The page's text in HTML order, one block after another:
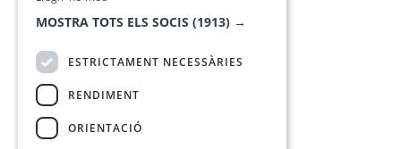
MOSTRA TOTS ELS SOCIS (1913) →
ESTRICTAMENT NECESSÀRIES
RENDIMENT
ORIENTACIÓ